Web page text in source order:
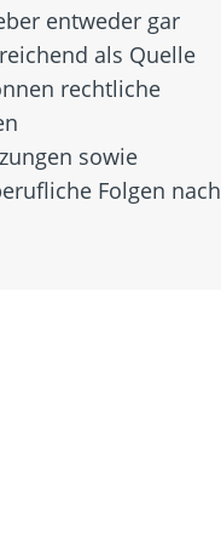
entweder gar
als Quelle
rechtliche
sowie
Folgen nach